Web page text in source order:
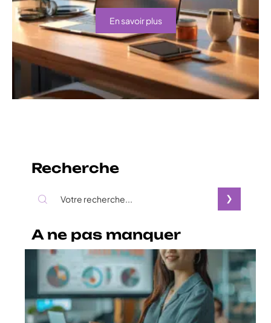
En savoir plus
Recherche
A ne pas manquer